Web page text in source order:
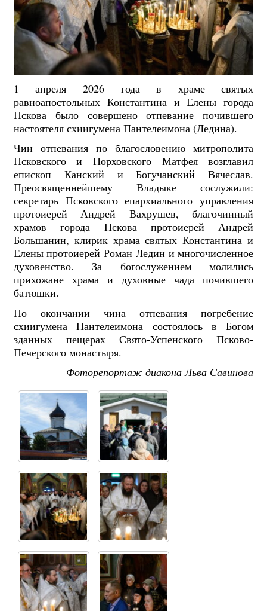
1 апреля 2026 года в храме святых
равноапостольных Константина и Елены города
Пскова было совершено отпевание почившего
настоятеля схиигумена Пантелеимона (Ледина).
Чин отпевания по благословению митрополита
Псковского и Порховского Матфея возглавил
епископ Канский и Богучанский Вячеслав.
Преосвященнейшему Владыке сослужили:
секретарь Псковского епархиального управления
протоиерей Андрей Вахрушев, благочинный
храмов города Пскова протоиерей Андрей
Большанин, клирик храма святых Константина и
Елены протоиерей Роман Ледин и многочисленное
духовенство. За богослужением молились
прихожане храма и духовные чада почившего
батюшки.
По окончании чина отпевания погребение
схиигумена Пантелеимона состоялось в Богом
зданных пещерах Свято-Успенского Псково-
Печерского монастыря.
Фоторепортаж диакона Льва Савинова